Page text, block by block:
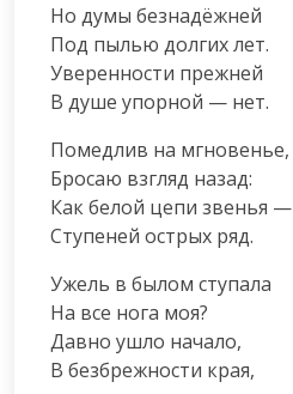
Но думы безнадёжней
Под пылью долгих лет.
Уверенности прежней
В душе упорной — нет.
Помедлив на мгновенье,
Бросаю взгляд назад:
Как белой цепи звенья —
Ступеней острых ряд.
Ужель в былом ступала
На все нога моя?
Давно ушло начало,
В безбрежности края,